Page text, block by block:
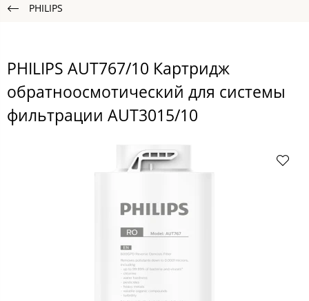
PHILIPS
PHILIPS AUT767/10 Картридж
обратноосмотический для системы
фильтрации AUT3015/10